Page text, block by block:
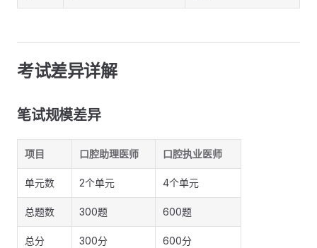
考试差异详解
笔试规模差异
项目 口腔助理医师 口腔执业医师
单元数 2个单元 4个单元
总题数 300题 600题
总分 300分 600分